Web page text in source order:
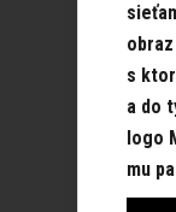
s
a do
logo
mu